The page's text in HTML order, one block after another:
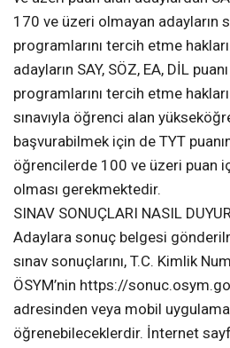
170 ve üzeri olmayan adayların
programlarını tercih etme
adayların SAY, SÖZ, EA, DİL
programlarını tercih etme
sınavıyla öğrenci alan
başvurabilmek için de TYT
öğrencilerde 100 ve üzeri puan
olması gerekmektedir.
SINAV SONUÇLARI NASIL
Adaylara sonuç belgesi
sınav sonuçlarını, T.C. Kimlik
ÖSYM’nin https://
adresinden veya mobil
öğrenebileceklerdir. İnternet